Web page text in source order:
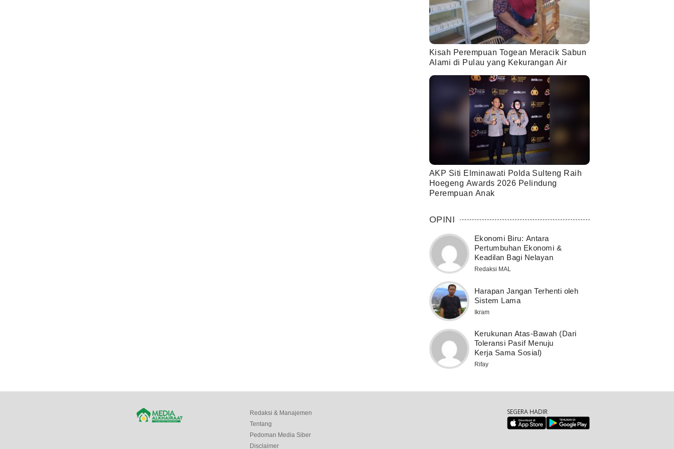
Kisah Perempuan Togean Meracik Sabun
Alami di Pulau yang Kekurangan Air
AKP Siti Elminawati Polda Sulteng Raih
Hoegeng Awards 2026 Pelindung
Perempuan Anak
OPINI
Ekonomi Biru: Antara
Pertumbuhan Ekonomi &
Keadilan Bagi Nelayan
Redaksi MAL
Harapan Jangan Terhenti oleh
Sistem Lama
Ikram
Kerukunan Atas-Bawah (Dari
Toleransi Pasif Menuju
Kerja Sama Sosial)
Rifay
Redaksi & Manajemen
Tentang
Pedoman Media Siber
Disclaimer
SEGERA HADIR